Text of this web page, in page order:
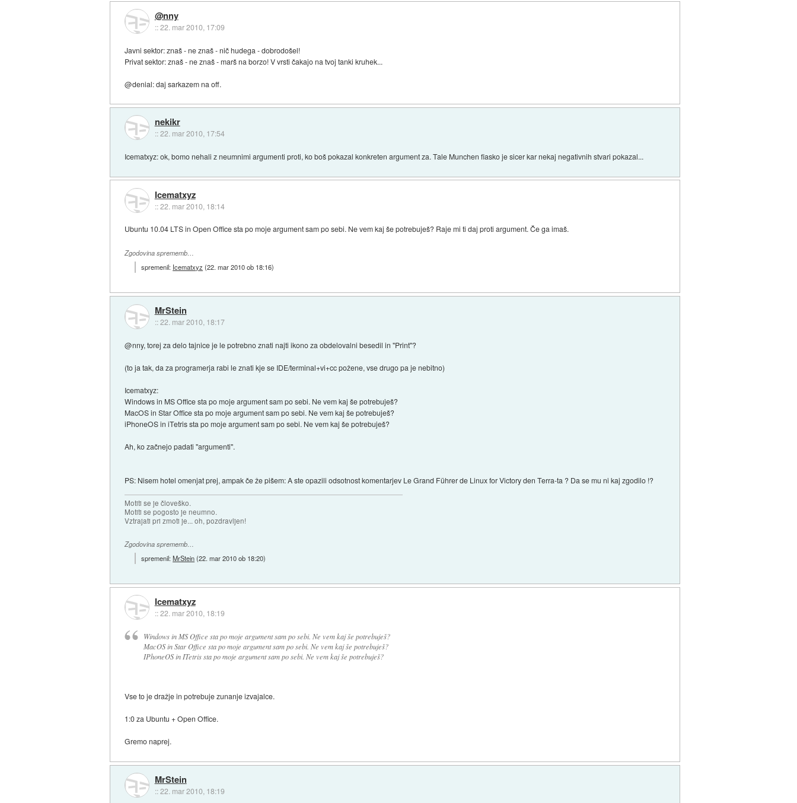
@nny
::22. mar 2010, 17:09
Javni sektor: znaš - ne znaš - nič hudega - dobrodošel!
Privat sektor: znaš - ne znaš - marš na borzo! V vrsti čakajo na tvoj tanki kruhek...
@denial: daj sarkazem na off.
nekikr
::22. mar 2010, 17:54
Icematxyz: ok, bomo nehali z neumnimi argumenti proti, ko boš pokazal konkreten argument za. Tale Munchen fiasko je sicer kar nekaj negativnih stvari pokazal...
Icematxyz
::22. mar 2010, 18:14
Ubuntu 10.04 LTS in Open Office sta po moje argument sam po sebi. Ne vem kaj še potrebuješ? Raje mi ti daj proti argument. Če ga imaš.
Zgodovina sprememb…
spremenil: Icematxyz (22. mar 2010 ob 18:16)
MrStein
::22. mar 2010, 18:17
@nny, torej za delo tajnice je le potrebno znati najti ikono za obdelovalni besedil in "Print"?
(to ja tak, da za programerja rabi le znati kje se IDE/terminal+vi+cc požene, vse drugo pa je nebitno)
Icematxyz:
Windows in MS Office sta po moje argument sam po sebi. Ne vem kaj še potrebuješ?
MacOS in Star Office sta po moje argument sam po sebi. Ne vem kaj še potrebuješ?
iPhoneOS in iTetris sta po moje argument sam po sebi. Ne vem kaj še potrebuješ?
Ah, ko začnejo padati "argumenti".
PS: Nisem hotel omenjat prej, ampak če že pišem: A ste opazili odsotnost komentarjev Le Grand Führer de Linux for Victory den Terra-ta ? Da se mu ni kaj zgodilo !?
Motiti se je človeško.
Motiti se pogosto je neumno.
Vztrajati pri zmoti je... oh, pozdravljen!
Zgodovina sprememb…
spremenil:MrStein(22. mar 2010 ob 18:20)
Icematxyz
::22. mar 2010, 18:19
Windows in MS Office sta po moje argument sam po sebi. Ne vem kaj še potrebuješ?
MacOS in Star Office sta po moje argument sam po sebi. Ne vem kaj še potrebuješ?
IPhoneOS in ITetris sta po moje argument sam po sebi. Ne vem kaj še potrebuješ?
Vse to je dražje in potrebuje zunanje izvajalce.
1:0 za Ubuntu + Open Office.
Gremo naprej.
MrStein
::22. mar 2010, 18:19